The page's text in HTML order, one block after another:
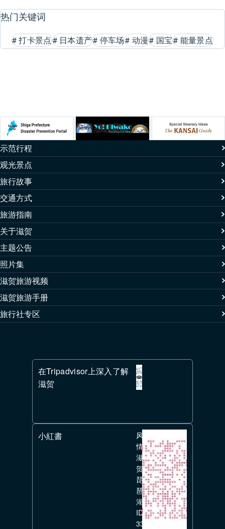
热门关键词
打卡景点
# 日本遗产
# 停车场
# 动漫
# 国宝
# 能量景点
#
示范行程
观光景点
旅行故事
交通方式
旅游指南
关于滋贺
主题公告
照片集
滋贺旅游视频
滋贺旅游手册
旅行社专区
在Tripadvisor上深入了解
滋贺
小紅書
风
情
滋
贺
琵
琶
湖
ID:
336351626